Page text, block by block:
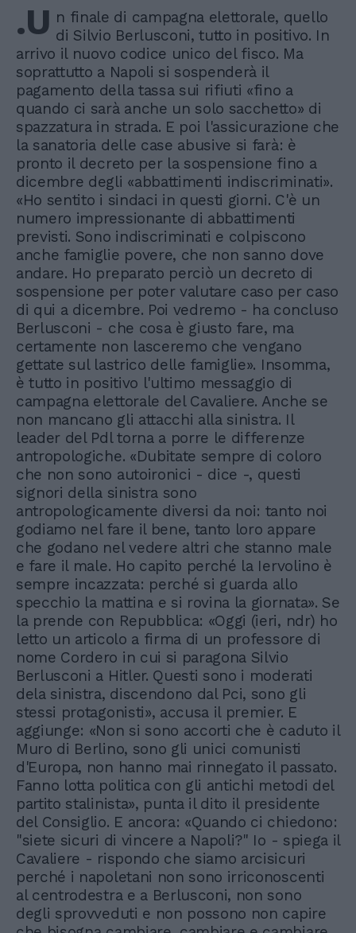
.U n finale di campagna elettorale, quello
di Silvio Berlusconi, tutto in positivo. In
arrivo il nuovo codice unico del fisco. Ma
soprattutto a Napoli si sospenderà il
pagamento della tassa sui rifiuti «fino a
quando ci sarà anche un solo sacchetto» di
spazzatura in strada. E poi l'assicurazione che
la sanatoria delle case abusive si farà: è
pronto il decreto per la sospensione fino a
dicembre degli «abbattimenti indiscriminati».
«Ho sentito i sindaci in questi giorni. C'è un
numero impressionante di abbattimenti
previsti. Sono indiscriminati e colpiscono
anche famiglie povere, che non sanno dove
andare. Ho preparato perciò un decreto di
sospensione per poter valutare caso per caso
di qui a dicembre. Poi vedremo - ha concluso
Berlusconi - che cosa è giusto fare, ma
certamente non lasceremo che vengano
gettate sul lastrico delle famiglie». Insomma,
è tutto in positivo l'ultimo messaggio di
campagna elettorale del Cavaliere. Anche se
non mancano gli attacchi alla sinistra. Il
leader del Pdl torna a porre le differenze
antropologiche. «Dubitate sempre di coloro
che non sono autoironici - dice -, questi
signori della sinistra sono
antropologicamente diversi da noi: tanto noi
godiamo nel fare il bene, tanto loro appare
che godano nel vedere altri che stanno male
e fare il male. Ho capito perché la Iervolino è
sempre incazzata: perché si guarda allo
specchio la mattina e si rovina la giornata». Se
la prende con Repubblica: «Oggi (ieri, ndr) ho
letto un articolo a firma di un professore di
nome Cordero in cui si paragona Silvio
Berlusconi a Hitler. Questi sono i moderati
dela sinistra, discendono dal Pci, sono gli
stessi protagonisti», accusa il premier. E
aggiunge: «Non si sono accorti che è caduto il
Muro di Berlino, sono gli unici comunisti
d'Europa, non hanno mai rinnegato il passato.
Fanno lotta politica con gli antichi metodi del
partito stalinista», punta il dito il presidente
del Consiglio. E ancora: «Quando ci chiedono:
"siete sicuri di vincere a Napoli?" Io - spiega il
Cavaliere - rispondo che siamo arcisicuri
perché i napoletani non sono irriconoscenti
al centrodestra e a Berlusconi, non sono
degli sprovveduti e non possono non capire